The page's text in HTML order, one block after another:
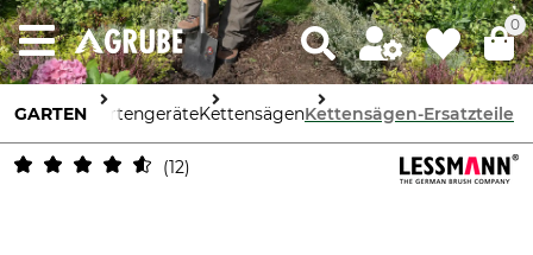
0
GARTEN GartengeräteKettensägenKettensägen-Ersatzteile
12